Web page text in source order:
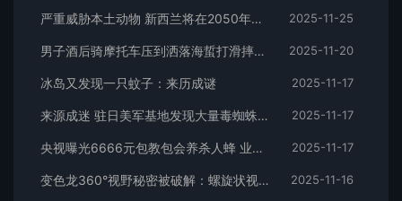
严重威胁本土动物 新西兰将在2050年前消灭240万只野猫 2025-11-25
男子酒后骑摩托车压到洒落海蜇打滑摔死 法院判定4方过错 2025-11-20
冰岛又发现一只蚊子：来历成谜 2025-11-17
来源成迷 驻日美军基地发现大量毒蜘蛛：含剧毒黑寡妇 2025-11-17
央视曝光6666元包教包会养杀人蜂 业内公认攻击性最强 连眼镜蛇都吃 2025-11-17
变色龙360°视野秘密被破解：螺旋状视神经是关键 2025-11-16